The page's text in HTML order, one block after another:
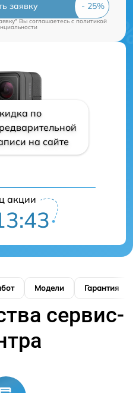
заявку
Вы соглашаетесь c политикой
по
на сайте
акции
Модели Гарантия
сервис-